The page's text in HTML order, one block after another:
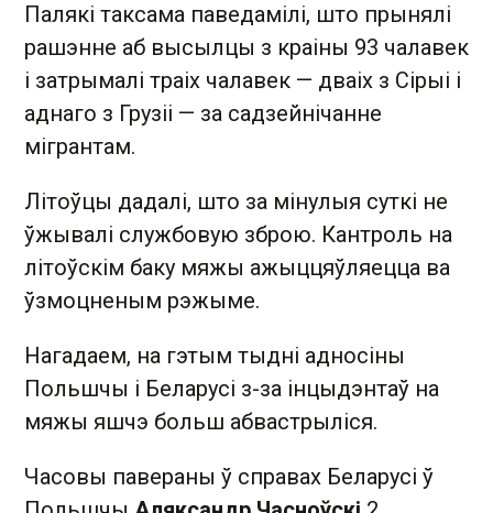
Палякі таксама паведамілі, што прынялі
рашэнне аб высылцы з краіны 93 чалавек
і затрымалі траіх чалавек — дваіх з Сірыі і
аднаго з Грузіі — за садзейнічанне
мігрантам.
Літоўцы дадалі, што за мінулыя суткі не
ўжывалі службовую зброю. Кантроль на
літоўскім баку мяжы ажыццяўляецца ва
ўзмоцненым рэжыме.
Нагадаем, на гэтым тыдні адносіны
Польшчы і Беларусі з-за інцыдэнтаў на
мяжы яшчэ больш абвастрыліся.
Часовы павераны ў справах Беларусі ў